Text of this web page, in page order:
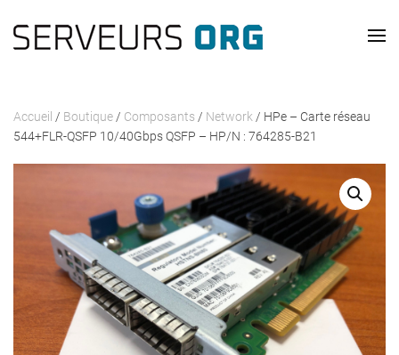
Passer au contenu principal
Accueil / Boutique / Composants / Network / HPe – Carte réseau
544+FLR-QSFP 10/40Gbps QSFP – HP/N : 764285-B21